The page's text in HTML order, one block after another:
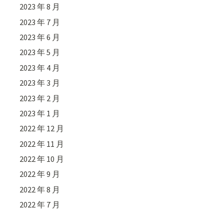
2023 年 8 月
2023 年 7 月
2023 年 6 月
2023 年 5 月
2023 年 4 月
2023 年 3 月
2023 年 2 月
2023 年 1 月
2022 年 12 月
2022 年 11 月
2022 年 10 月
2022 年 9 月
2022 年 8 月
2022 年 7 月